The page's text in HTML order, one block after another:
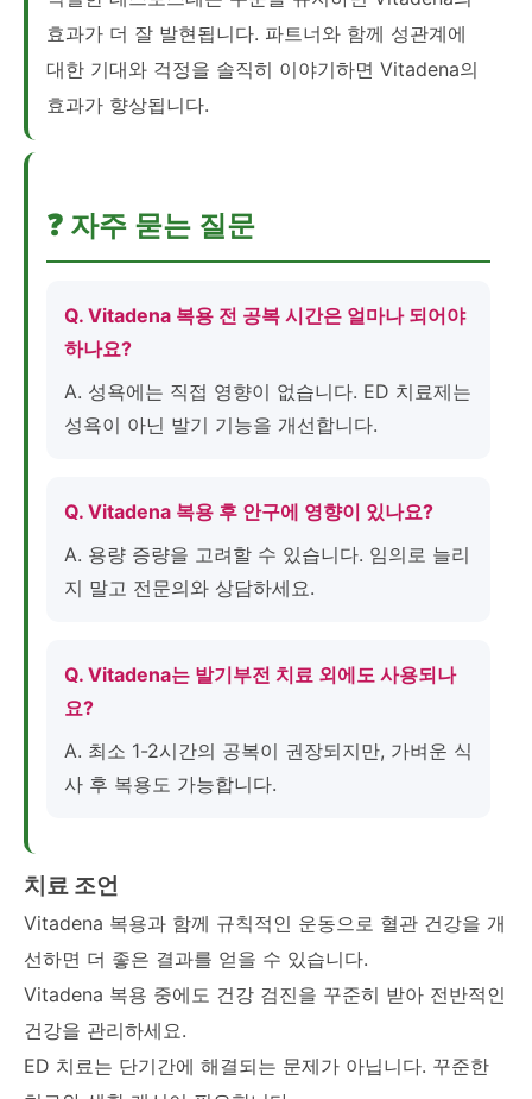
효과가 더 잘 발현됩니다. 파트너와 함께 성관계에
대한 기대와 걱정을 솔직히 이야기하면 Vitadena의
효과가 향상됩니다.
❓ 자주 묻는 질문
Q. Vitadena 복용 전 공복 시간은 얼마나 되어야
하나요?
A. 성욕에는 직접 영향이 없습니다. ED 치료제는
성욕이 아닌 발기 기능을 개선합니다.
Q. Vitadena 복용 후 안구에 영향이 있나요?
A. 용량 증량을 고려할 수 있습니다. 임의로 늘리
지 말고 전문의와 상담하세요.
Q. Vitadena는 발기부전 치료 외에도 사용되나
요?
A. 최소 1-2시간의 공복이 권장되지만, 가벼운 식
사 후 복용도 가능합니다.
치료 조언
Vitadena 복용과 함께 규칙적인 운동으로 혈관 건강을 개
선하면 더 좋은 결과를 얻을 수 있습니다.
Vitadena 복용 중에도 건강 검진을 꾸준히 받아 전반적인
건강을 관리하세요.
ED 치료는 단기간에 해결되는 문제가 아닙니다. 꾸준한